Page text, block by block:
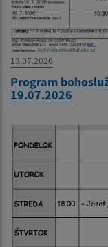
13.07.2026
Program
19.07.2026